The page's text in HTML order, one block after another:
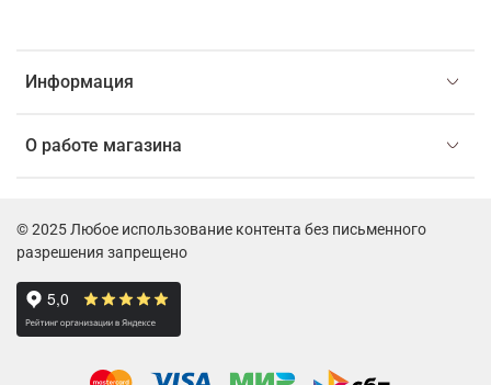
Информация
О работе магазина
© 2025 Любое использование контента без письменного
разрешения запрещено